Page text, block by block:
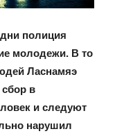
полиция
молодежи. В то
Ласнамяэ
в
и следуют
нарушил